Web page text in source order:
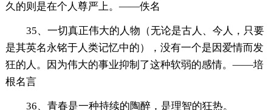
久的则是在个人尊严上。——佚名
35、一切真正伟大的人物（无论是古人、今人，只要
是其英名永铭于人类记忆中的），没有一个是因爱情而发
狂的人。因为伟大的事业抑制了这种软弱的感情。——培
根名言
36、青春是一种持续的陶醉，是理智的狂热。